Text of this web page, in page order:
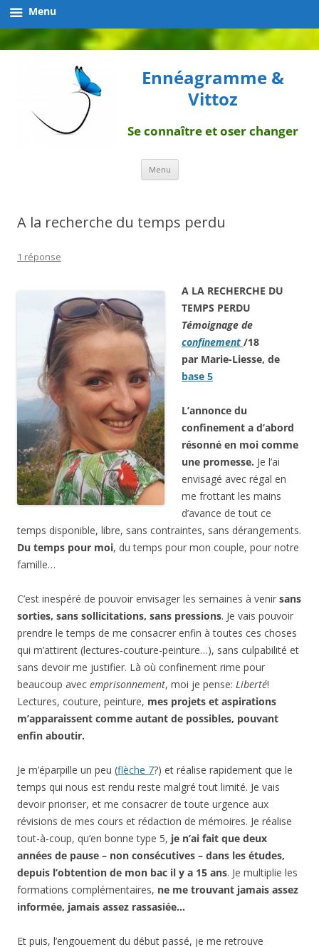
Ennéagramme &
Vittoz
Se connaître et oser changer
Menu Aller
contenu
A la recherche du temps perdu
1 réponse
A LA RECHERCHE DU
TEMPS PERDU
Témoignage de
confinement /18
par Marie-Liesse, de
base 5
L’annonce du
confinement a d’abord
résonné en moi comme
une promesse. Je l’ai
envisagé avec régal en
me frottant les mains
d’avance de tout ce
temps disponible, libre, sans contraintes, sans dérangements.
Du temps pour moi, du temps pour mon couple, pour notre
famille…
C’est inespéré de pouvoir envisager les semaines à venir sans
sorties, sans sollicitations, sans pressions. Je vais pouvoir
prendre le temps de me consacrer enfin à toutes ces choses
qui m’attirent (lectures-couture-peinture…), sans culpabilité et
sans devoir me justifier. Là où confinement rime pour
beaucoup avec emprisonnement, moi je pense: Liberté!
Lectures, couture, peinture, mes projets et aspirations
m’apparaissent comme autant de possibles, pouvant
enfin aboutir.
Je m’éparpille un peu (flèche 7?) et réalise rapidement que le
temps qui nous est rendu reste malgré tout limité. Je vais
devoir prioriser, et me consacrer de toute urgence aux
révisions de mes cours et rédaction de mémoires. Je réalise
tout-à-coup, qu’en bonne type 5, je n’ai fait que deux
années de pause – non consécutives – dans les études,
depuis l’obtention de mon bac il y a 15 ans. Je multiplie les
formations complémentaires, ne me trouvant jamais assez
informée, jamais assez rassasiée…
Et puis, l’engouement du début passé, je me retrouve
Menu